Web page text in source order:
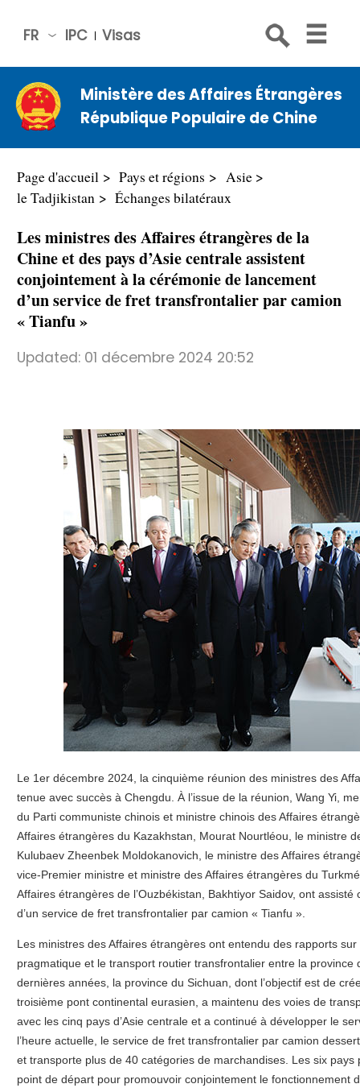
IPC Visas
FR
中文
Engli
sh
Русс
Espa
عربي
Ministère des Affaires Étrangères
République Populaire de Chine
Page d'accueil Pays et régions
Asie
le Tadjikistan
Échanges bilatéraux
Les ministres des Affaires étrangères de la
Chine et des pays d’Asie centrale assistent
conjointement à la cérémonie de lancement
d’un service de fret transfrontalier par camion
« Tianfu »
Updated: 01 décembre 2024 20:52
Le 1er décembre 2024, la cinquième réunion des ministres des
tenue avec succès à Chengdu. À l’issue de la réunion, Wang Yi,
du Parti communiste chinois et ministre chinois des Affaires
Affaires étrangères du Kazakhstan, Mourat Nourtléou, le ministre
Kulubaev Zheenbek Moldokanovich, le ministre des Affaires
vice-Premier ministre et ministre des Affaires étrangères du
Affaires étrangères de l’Ouzbékistan, Bakhtiyor Saidov, ont
d’un service de fret transfrontalier par camion « Tianfu ».
Les ministres des Affaires étrangères ont entendu des rapports
pragmatique et le transport routier transfrontalier entre la province
dernières années, la province du Sichuan, dont l’objectif est de
troisième pont continental eurasien, a maintenu des voies de
avec les cinq pays d’Asie centrale et a continué à développer le
l’heure actuelle, le service de fret transfrontalier par camion
et transporte plus de 40 catégories de marchandises. Les six
point de départ pour promouvoir conjointement le fonctionnement